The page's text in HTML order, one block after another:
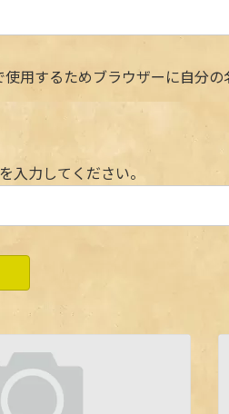
用するためブラウザーに自分
入力してください。